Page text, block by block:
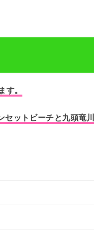
す。
ットビーチと九頭竜川